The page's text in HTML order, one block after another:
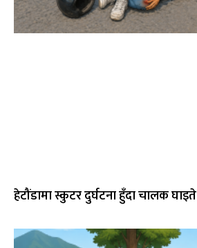
हेटौंडामा स्कुटर दुर्घटना हुँदा चालक घाइते